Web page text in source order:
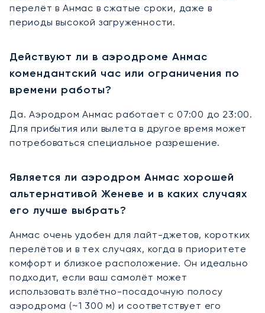
перелёт в Анмас в сжатые сроки, даже в
периоды высокой загруженности.
Действуют ли в аэродроме Анмас
комендантский час или ограничения по
времени работы?
Да. Аэродром Анмас работает с 07:00 до 23:00.
Для прибытия или вылета в другое время может
потребоваться специальное разрешение.
Является ли аэродром Анмас хорошей
альтернативой Женеве и в каких случаях
его лучше выбрать?
Анмас очень удобен для лайт-джетов, коротких
перелётов и в тех случаях, когда в приоритете
комфорт и близкое расположение. Он идеально
подходит, если ваш самолёт может
использовать взлётно-посадочную полосу
аэродрома (~1 300 м) и соответствует его